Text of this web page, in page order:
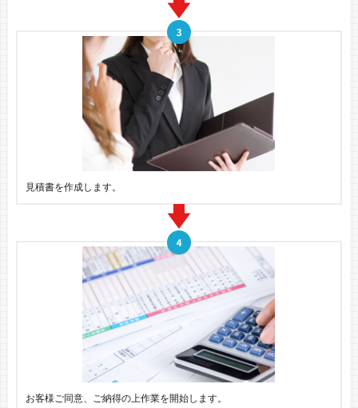
見積書を作成します。
お客様ご同意、ご納得の上作業を開始します。